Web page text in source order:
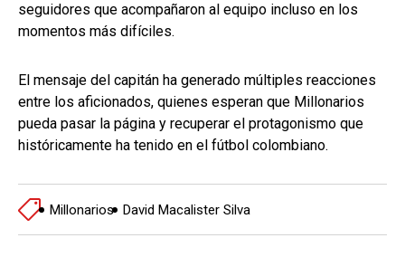
seguidores que acompañaron al equipo incluso en los
momentos más difíciles.
El mensaje del capitán ha generado múltiples reacciones
entre los aficionados, quienes esperan que Millonarios
pueda pasar la página y recuperar el protagonismo que
históricamente ha tenido en el fútbol colombiano.
Millonarios David Macalister Silva